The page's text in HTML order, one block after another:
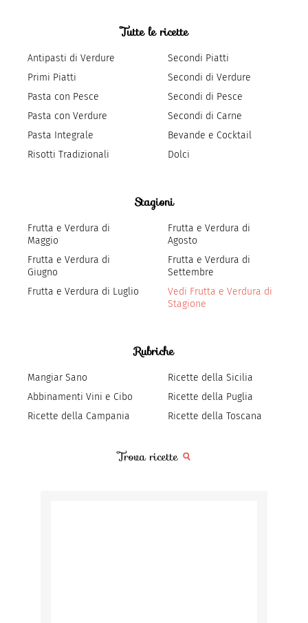
Tutte le ricette
Antipasti di Verdure
Primi Piatti
Pasta con Pesce
Pasta con Verdure
Pasta Integrale
Risotti Tradizionali
Secondi Piatti
Secondi di Verdure
Secondi di Pesce
Secondi di Carne
Bevande e Cocktail
Dolci
Stagioni
Frutta e Verdura di
Maggio
Frutta e Verdura di
Giugno
Frutta e Verdura di Luglio
Frutta e Verdura di
Agosto
Frutta e Verdura di
Settembre
Vedi Frutta e Verdura di
Stagione
Rubriche
Mangiar Sano
Abbinamenti Vini e Cibo
Ricette della Campania
Ricette della Sicilia
Ricette della Puglia
Ricette della Toscana
Trova ricette